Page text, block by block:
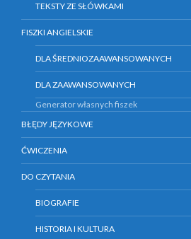
TEKSTY ZE SŁÓWKAMI
FISZKI ANGIELSKIE
DLA ŚREDNIOZAAWANSOWANYCH
DLA ZAAWANSOWANYCH
Generator własnych fiszek
BŁĘDY JĘZYKOWE
ĆWICZENIA
DO CZYTANIA
BIOGRAFIE
HISTORIA I KULTURA